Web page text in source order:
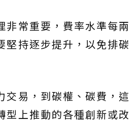
非常重要，費率水準每兩
堅持逐步提升，以免排碳
交易，到碳權、碳費，這
型上推動的各種創新或改